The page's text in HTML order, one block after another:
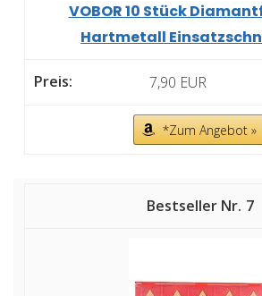
VOBOR 10 Stück
Hartmetall
7,90 EUR
*Zum Angebot »
7